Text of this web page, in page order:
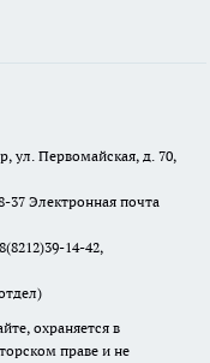
ул. Первомайская, д. 70,
37 Электронная почта
14-42,
охраняется в
праве и не